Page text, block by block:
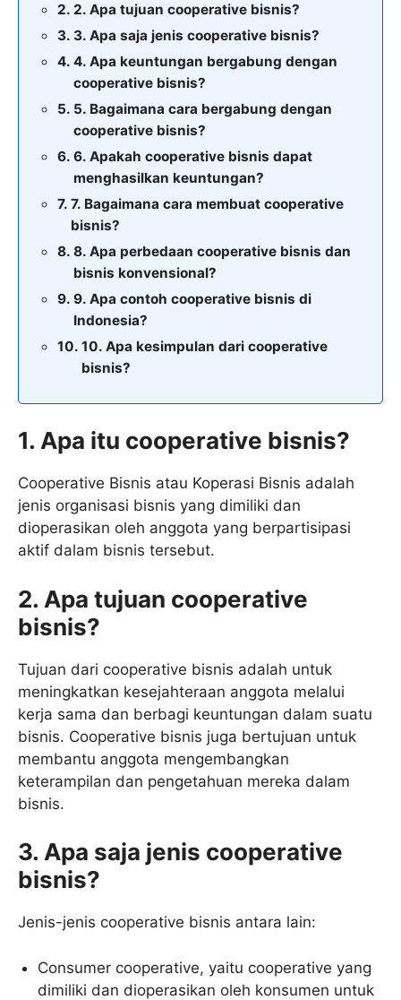
2. Apa tujuan cooperative bisnis?
3. Apa saja jenis cooperative bisnis?
4. Apa keuntungan bergabung dengan
cooperative bisnis?
5. Bagaimana cara bergabung dengan
cooperative bisnis?
6. Apakah cooperative bisnis dapat
menghasilkan keuntungan?
7. Bagaimana cara membuat cooperative
bisnis?
8. Apa perbedaan cooperative bisnis dan
bisnis konvensional?
9. Apa contoh cooperative bisnis di
Indonesia?
10. Apa kesimpulan dari cooperative
bisnis?
1. Apa itu cooperative bisnis?
Cooperative Bisnis atau Koperasi Bisnis adalah
jenis organisasi bisnis yang dimiliki dan
dioperasikan oleh anggota yang berpartisipasi
aktif dalam bisnis tersebut.
2. Apa tujuan cooperative
bisnis?
Tujuan dari cooperative bisnis adalah untuk
meningkatkan kesejahteraan anggota melalui
kerja sama dan berbagi keuntungan dalam suatu
bisnis. Cooperative bisnis juga bertujuan untuk
membantu anggota mengembangkan
keterampilan dan pengetahuan mereka dalam
bisnis.
3. Apa saja jenis cooperative
bisnis?
Jenis-jenis cooperative bisnis antara lain:
Consumer cooperative, yaitu cooperative yang
dimiliki dan dioperasikan oleh konsumen untuk